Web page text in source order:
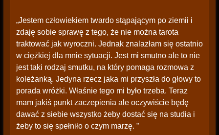
„Jestem człowiekiem twardo stąpającym po ziemii i
zdaję sobie sprawę z tego, że nie można tarota
traktować jak wyroczni. Jednak znalazłam się ostatnio
w ciężkiej dla mnie sytuacji. Jest mi smutno ale to nie
jest taki rodzaj smutku, na który pomaga rozmowa z
koleżanką. Jedyna rzecz jaka mi przyszła do głowy to
porada wróżki. Właśnie tego mi było trzeba. Teraz
mam jakiś punkt zaczepienia ale oczywiście będę
dawać z siebie wszystko żeby dostać się na studia i
żeby to się spełniło o czym marzę. ”